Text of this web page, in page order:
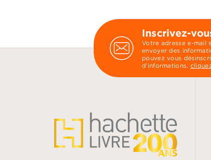
Inscrivez-
Votre adresse e-mail
envoyer des
pouvez vous
d’informations,